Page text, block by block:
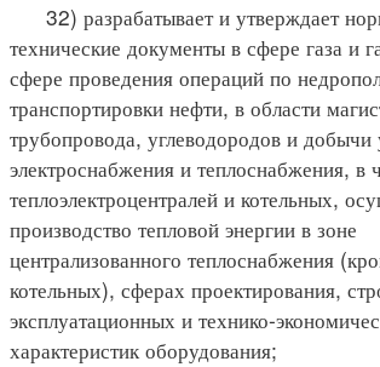
32) разрабатывает и утверждает
технические документы в сфере газа и
сфере проведения операций по
транспортировки нефти, в области
трубопровода, углеводородов и добычи
электроснабжения и теплоснабжения, в
теплоэлектроцентралей и котельных,
производство тепловой энергии в зоне
централизованного теплоснабжения
котельных), сферах проектирования,
эксплуатационных и технико-
характеристик оборудования;